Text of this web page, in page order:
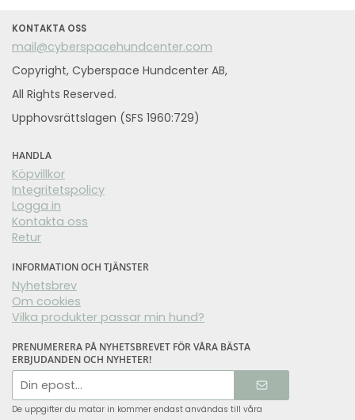
KONTAKTA OSS
mail@cyberspacehundcenter.com
Copyright, Cyberspace Hundcenter AB,
All Rights Reserved.
Upphovsrättslagen (SFS 1960:729)
HANDLA
Köpvillkor
Integritetspolicy
Logga in
Kontakta oss
Retur
INFORMATION OCH TJÄNSTER
Nyhetsbrev
Om cookies
Vilka produkter passar min hund?
PRENUMERERA PÅ NYHETSBREVET FÖR VÅRA BÄSTA
ERBJUDANDEN OCH NYHETER!
E-
postadress
De uppgifter du matar in kommer endast användas till våra